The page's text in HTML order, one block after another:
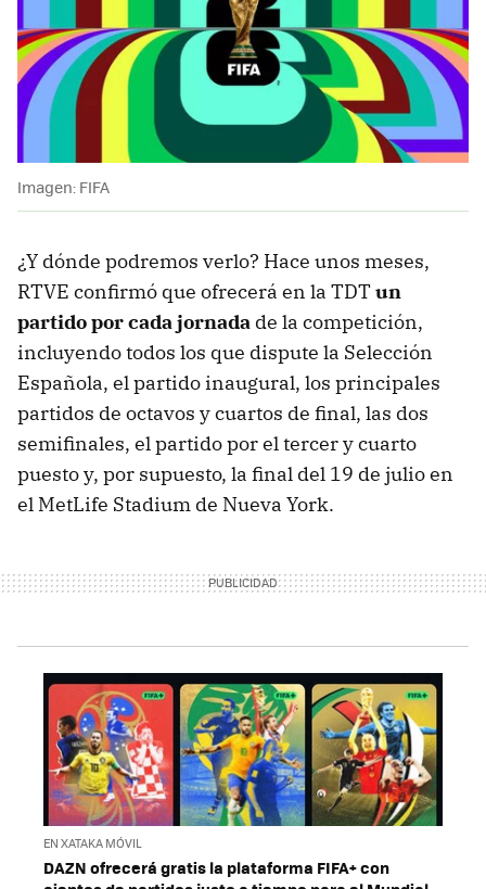
Imagen: FIFA
¿Y dónde podremos verlo? Hace unos meses,
RTVE confirmó que ofrecerá en la TDTun
partido por cada jornada de la competición,
incluyendo todos los que dispute la Selección
Española, el partido inaugural, los principales
partidos de octavos y cuartos de final, las dos
semifinales, el partido por el tercer y cuarto
puesto y, por supuesto, la final del 19 de julio en
el MetLife Stadium de Nueva York.
EN XATAKA MÓVIL
DAZN ofrecerá gratis la plataforma FIFA+ con